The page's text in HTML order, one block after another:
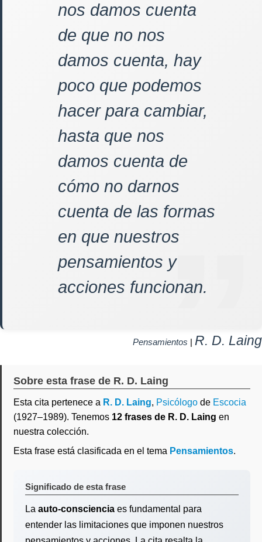
nos damos cuenta
de que no nos
damos cuenta, hay
poco que podemos
hacer para cambiar,
hasta que nos
damos cuenta de
cómo no darnos
cuenta de las formas
en que nuestros
pensamientos y
acciones funcionan.
Pensamientos | R. D. Laing
Sobre esta frase de R. D. Laing
Esta cita pertenece a R. D. Laing, Psicólogo de Escocia
(1927–1989). Tenemos 12 frases de R. D. Laing en
nuestra colección.
Esta frase está clasificada en el tema Pensamientos.
Significado de esta frase
La auto-consciencia es fundamental para
entender las limitaciones que imponen nuestros